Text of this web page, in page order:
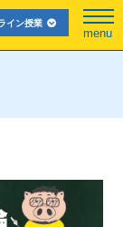
イン授業
menu